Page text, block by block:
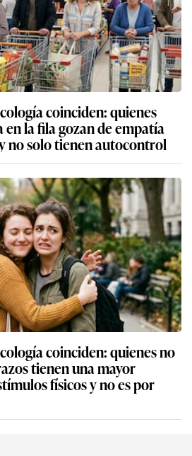
coinciden: quienes
la fila gozan de empatía
no solo tienen autocontrol
coinciden: quienes no
tienen una mayor
físicos y no es por